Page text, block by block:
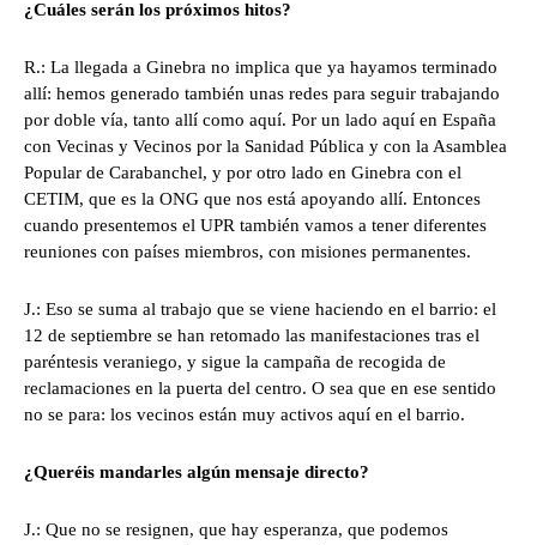
¿Cuáles serán los próximos hitos?
R.: La llegada a Ginebra no implica que ya hayamos terminado
allí: hemos generado también unas redes para seguir trabajando
por doble vía, tanto allí como aquí. Por un lado aquí en España
con Vecinas y Vecinos por la Sanidad Pública y con la Asamblea
Popular de Carabanchel, y por otro lado en Ginebra con el
CETIM, que es la ONG que nos está apoyando allí. Entonces
cuando presentemos el UPR también vamos a tener diferentes
reuniones con países miembros, con misiones permanentes.
J.: Eso se suma al trabajo que se viene haciendo en el barrio: el
12 de septiembre se han retomado las manifestaciones tras el
paréntesis veraniego, y sigue la campaña de recogida de
reclamaciones en la puerta del centro. O sea que en ese sentido
no se para: los vecinos están muy activos aquí en el barrio.
¿Queréis mandarles algún mensaje directo?
J.: Que no se resignen, que hay esperanza, que podemos